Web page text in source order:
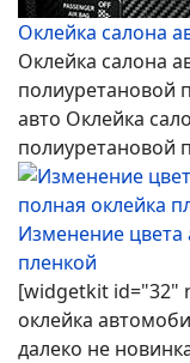
Оклейка салона
Оклейка салона
полиуретановой
авто Оклейка
полиуретановой
Изменение цвета
пленкой
[widgetkit id="32"
оклейка
далеко не